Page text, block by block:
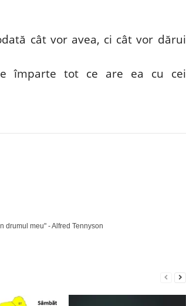
cât vor avea, ci cât vor dărui
împarte tot ce are ea cu cei
drumul meu" - Alfred Tennyson